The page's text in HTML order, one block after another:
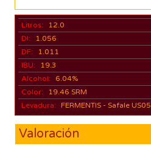
Litros:
12.0
DI:
1.056
DF:
1.011
IBU:
19.3
Alcohol:
6.04%
Color:
19.46 SRM
Levadura: FERMENTIS - Safale US05
Valoración